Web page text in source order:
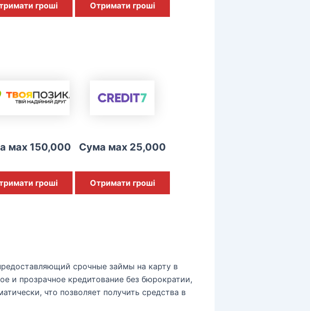
гроші Отримати гроші
мах 150,000
гроші
Сума мах 25,000
Отримати гроші
срочные займы на карту в
и прозрачное кредитование без бюрократии,
что позволяет получить средства в